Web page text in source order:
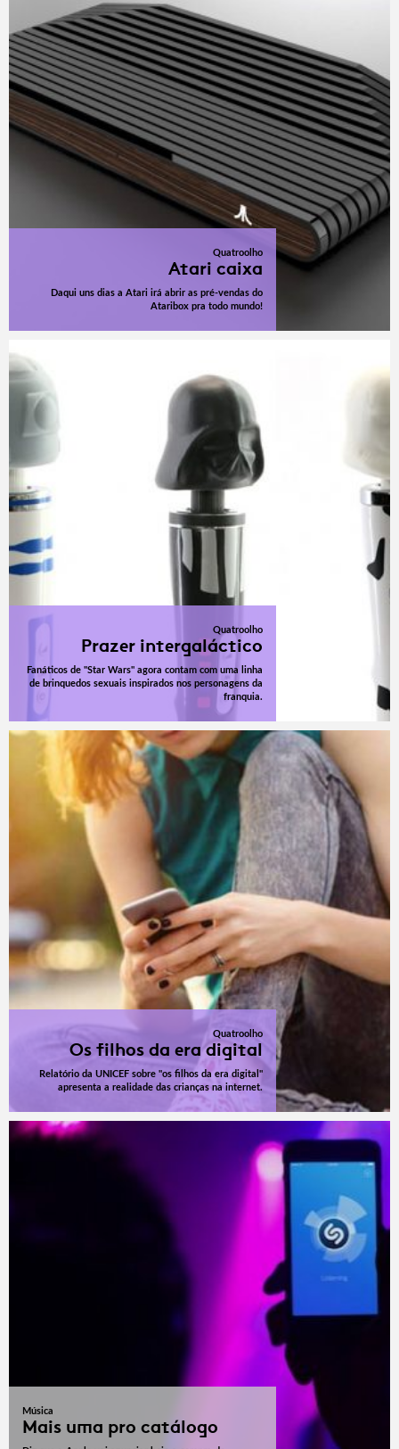
Quatroolho
Atari caixa
Daqui uns dias a Atari irá abrir as pré-vendas do
Ataribox pra todo mundo!
Quatroolho
Prazer intergaláctico
Fanáticos de "Star Wars" agora contam com uma linha
de brinquedos sexuais inspirados nos personagens da
franquia.
Quatroolho
Os filhos da era digital
Relatório da UNICEF sobre "os filhos da era digital"
apresenta a realidade das crianças na internet.
Música
Mais uma pro catálogo